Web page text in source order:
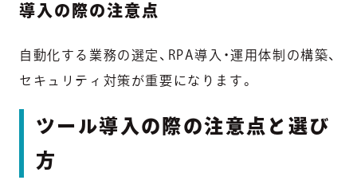
導入の際の注意点
自動化する業務の選定、RPA導入・運用体制の構築、
セキュリティ対策が重要になります。
ツール導入の際の注意点と選び
方